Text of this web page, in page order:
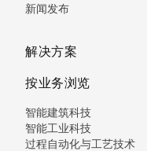
新闻发布
解决方案
按业务浏览
智能建筑科技
智能工业科技
过程自动化与工艺技术